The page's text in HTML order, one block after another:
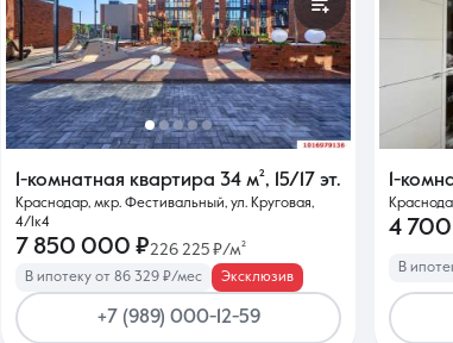
1-комнатная квартира 34 м², 15/17 эт.
Краснодар, мкр. Фестивальный, ул. Круговая,
4/1к4
7 850 000 ₽226 225 ₽/м²
В ипотеку от 86 329 ₽/мес Эксклюзив
+7 (989) 000-12-59
1-
4
В